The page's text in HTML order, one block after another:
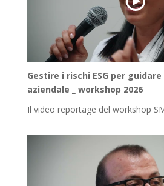
Gestire i rischi ESG per
aziendale _ workshop 2026
Il video reportage del workshop